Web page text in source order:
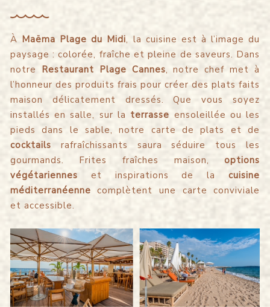
À Maëma Plage du Midi, la cuisine est à l’image du
paysage : colorée, fraîche et pleine de saveurs. Dans
notre Restaurant Plage Cannes, notre chef met à
l’honneur des produits frais pour créer des plats faits
maison délicatement dressés. Que vous soyez
installés en salle, sur la terrasse ensoleillée ou les
pieds dans le sable, notre carte de plats et de
cocktails rafraîchissants saura séduire tous les
gourmands. Frites fraîches maison,options
végétariennes et inspirations de lacuisine
méditerranéenne complètent une carte conviviale
et accessible.